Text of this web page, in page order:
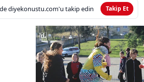
diyekonustu.com'u takip edin Takip Et